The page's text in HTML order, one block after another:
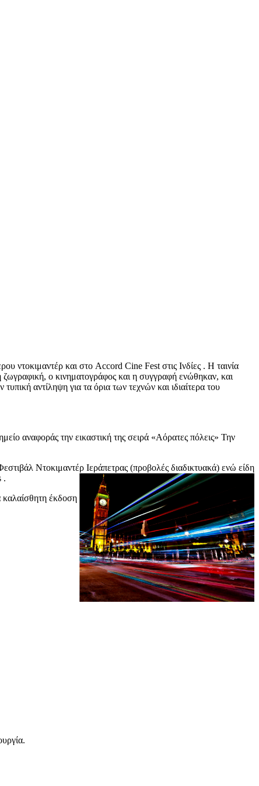
ντοκιμαντέρ και στο Accord Cine Fest στις Ινδίες . Η ταινία
ο κινηματογράφος και η συγγραφή ενώθηκαν, και
αντίληψη για τα όρια των τεχνών και ιδιαίτερα του
αναφοράς την εικαστική της σειρά «Αόρατες πόλεις» Την
Ντοκιμαντέρ Ιεράπετρας (προβολές διαδικτυακά) ενώ είδη
.
έκδοση